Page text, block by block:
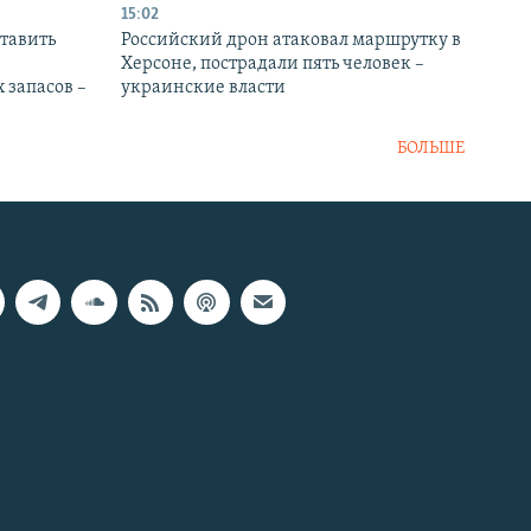
–
15:02
Российский дрон атаковал маршрутку в
Херсоне, пострадали пять человек –
украинские власти
БОЛЬШЕ